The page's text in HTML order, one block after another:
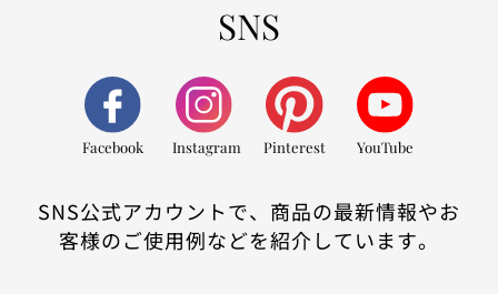
SNS
Facebook Instagram Pinterest YouTube
SNS公式アカウントで、商品の最新情報やお
客様のご使用例などを紹介しています。